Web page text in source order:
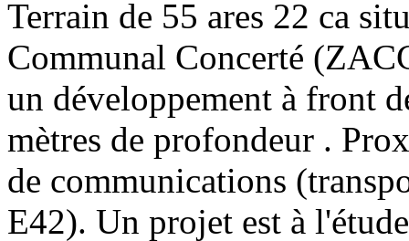
Terrain de 55 ares 22 ca
Communal Concerté
un développement à front
mètres de profondeur .
de communications
E42). Un projet est à